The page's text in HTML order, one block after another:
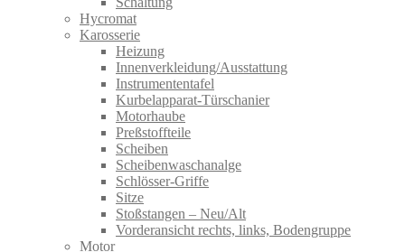
Hycromat
Karosserie
Heizung
Innenverkleidung/Ausstattung
Instrumententafel
Kurbelapparat-Türschanier
Motorhaube
Preßstoffteile
Scheiben
Scheibenwaschanalge
Schlösser-Griffe
Sitze
Stoßstangen – Neu/Alt
Vorderansicht rechts, links, Bodengruppe
Motor